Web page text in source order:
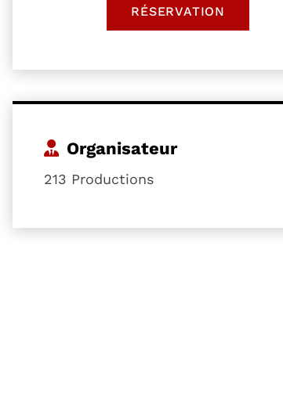
RÉSERVATION
, OUVRE UNE
Organisateur
213 Productions